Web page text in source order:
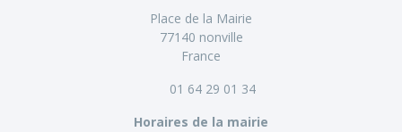
Place de la Mairie
77140 nonville
France
01 64 29 01 34
Horaires de la mairie